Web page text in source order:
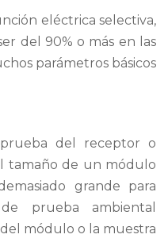
eléctrica selectiva,
del 90% o más en las
parámetros básicos
prueba del receptor o
tamaño de un módulo
grande para
prueba ambiental
módulo o la muestra